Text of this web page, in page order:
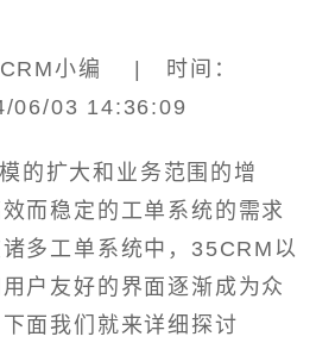
小编 | 时间：
06/03 14:36:09
的扩大和业务范围的增
而稳定的工单系统的需求
多工单系统中，35CRM以
户友好的界面逐渐成为众
面我们就来详细探讨